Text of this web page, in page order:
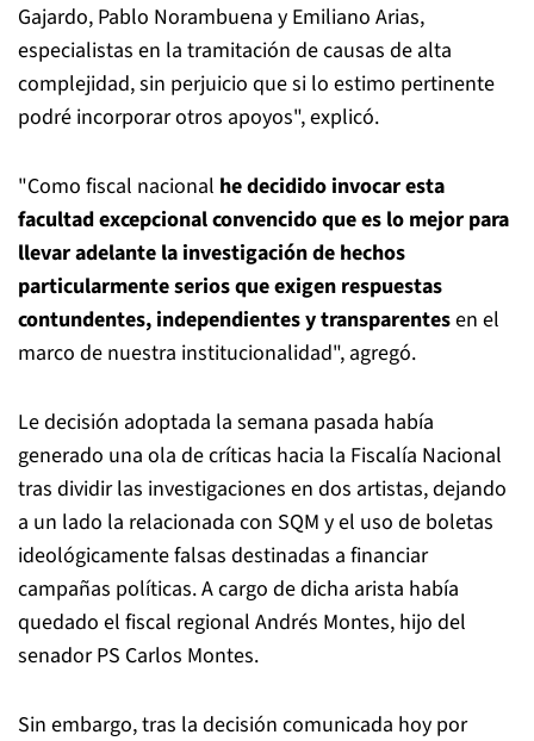
Gajardo, Pablo Norambuena y Emiliano Arias,
especialistas en la tramitación de causas de alta
complejidad, sin perjuicio que si lo estimo pertinente
podré incorporar otros apoyos", explicó.
"Como fiscal nacional he decidido invocar esta
facultad excepcional convencido que es lo mejor para
llevar adelante la investigación de hechos
particularmente serios que exigen respuestas
contundentes, independientes y transparentesen el
marco de nuestra institucionalidad", agregó.
Le decisión adoptada la semana pasada había
generado una ola de críticas hacia la Fiscalía Nacional
tras dividir las investigaciones en dos artistas, dejando
a un lado la relacionada con SQM y el uso de boletas
ideológicamente falsas destinadas a financiar
campañas políticas. A cargo de dicha arista había
quedado el fiscal regional Andrés Montes, hijo del
senador PS Carlos Montes.
Sin embargo, tras la decisión comunicada hoy por